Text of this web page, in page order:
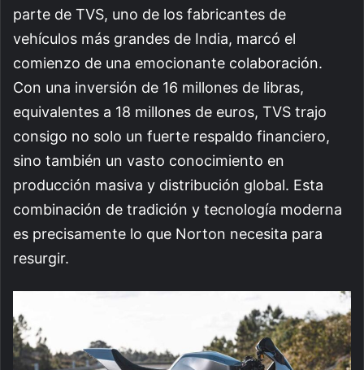
parte de TVS, uno de los fabricantes de
vehículos más grandes de India, marcó el
comienzo de una emocionante colaboración.
Con una inversión de 16 millones de libras,
equivalentes a 18 millones de euros, TVS trajo
consigo no solo un fuerte respaldo financiero,
sino también un vasto conocimiento en
producción masiva y distribución global. Esta
combinación de tradición y tecnología moderna
es precisamente lo que Norton necesita para
resurgir.